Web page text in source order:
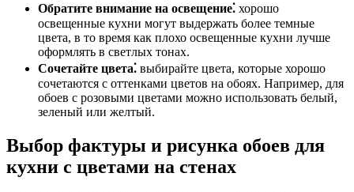
Обратите внимание на освещение⁚ хорошо
освещенные кухни могут выдержать более темные
цвета, в то время как плохо освещенные кухни лучше
оформлять в светлых тонах.
Сочетайте цвета⁚ выбирайте цвета, которые хорошо
сочетаются с оттенками цветов на обоях. Например, для
обоев с розовыми цветами можно использовать белый,
зеленый или желтый.
Выбор фактуры и рисунка обоев для
кухни с цветами на стенах